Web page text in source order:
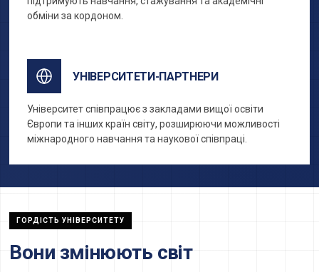
підтримують навчання, стажування та академічні
обміни за кордоном.
УНІВЕРСИТЕТИ-ПАРТНЕРИ
Університет співпрацює з закладами вищої освіти
Європи та інших країн світу, розширюючи можливості
міжнародного навчання та наукової співпраці.
Вони змінюють світ